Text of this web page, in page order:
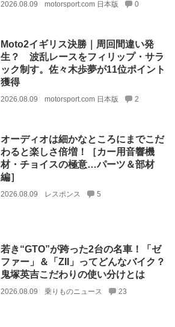
2026.08.09 motorsport.com 日本版 0
Moto2イギリス決勝｜周回間違い発
生？ 波乱レースをフィリップ・サラ
ック制す。佐々木歩夢が11位ポイント
獲得
2026.08.09 motorsport.com 日本版 2
オーディオは細かなところにまでこだ
わると楽しさ倍増！［カー用音響機
材・チョイスの極意…パーツ＆部材
編］
2026.08.09 レスポンス 5
若き“GTO”が跨った2台の名車！「ゼ
ファー」＆「ZII」ってどんなバイク？
鬼塚英吉こだわりの使い分けとは
2026.08.09 乗りものニュース 23